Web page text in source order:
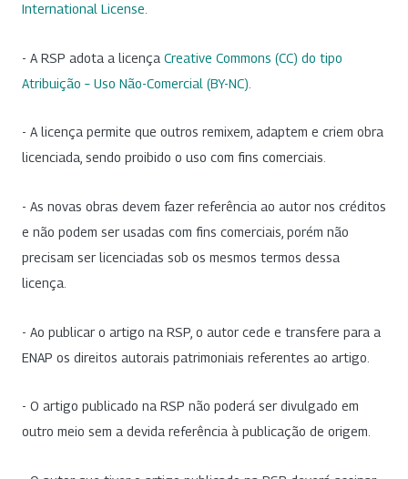
International License
- A RSP adota a licença Creative Commons (CC) do tipo
Atribuição – Uso Não-Comercial (BY-NC)
- A licença permite que outros remixem, adaptem e criem obra
licenciada, sendo proibido o uso com fins comerciais.
- As novas obras devem fazer referência ao autor nos créditos
e não podem ser usadas com fins comerciais, porém não
precisam ser licenciadas sob os mesmos termos dessa
licença.
- Ao publicar o artigo na RSP, o autor cede e transfere para a
ENAP os direitos autorais patrimoniais referentes ao artigo.
- O artigo publicado na RSP não poderá ser divulgado em
outro meio sem a devida referência à publicação de origem.